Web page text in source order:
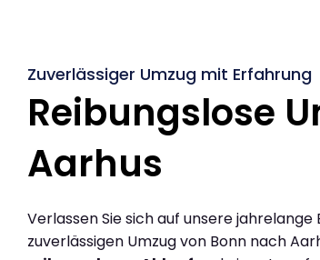
Zuverlässiger Umzug mit Erfahrung
Reibungslose
Aarhus
Verlassen Sie sich auf unsere
zuverlässigen Umzug von Bonn nach